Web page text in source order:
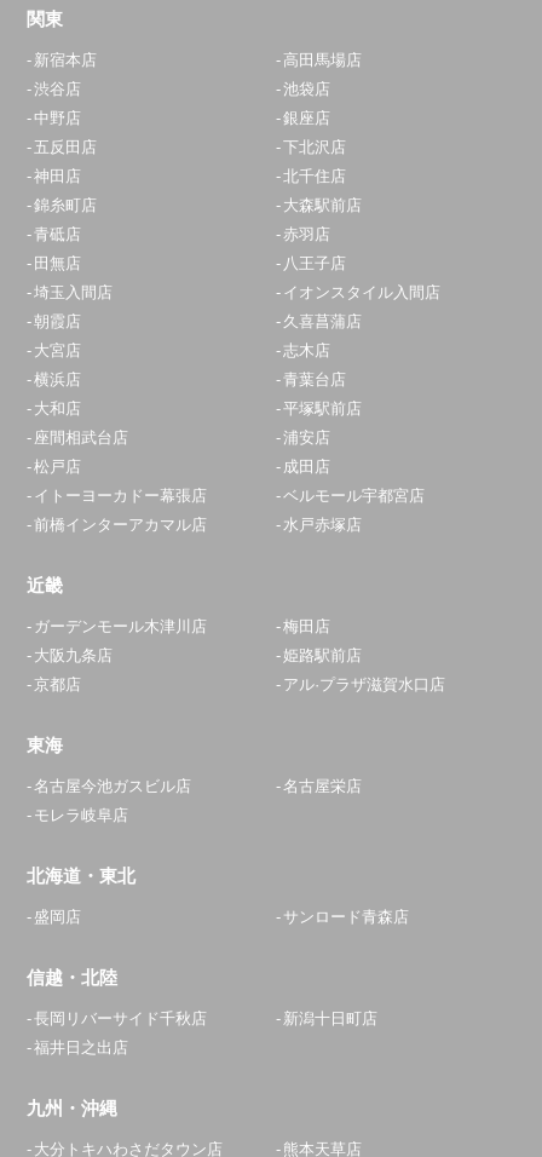
青葉台店
10:00～20:00
0120-826-609
大和店
10:00～19:00
定休日：
0120-540-549
0120-268-195
11:30～20:00
046-207-5099
浦安店
11:00～23:00
定休日：年中無休
047-718-5596
アクセス
関東
新宿本店
高田馬場店
渋谷店
池袋店
中野店
銀座店
五反田店
下北沢店
神田店
北千住店
錦糸町店
大森駅前店
青砥店
赤羽店
田無店
八王子店
埼玉入間店
イオンスタイル入間店
朝霞店
久喜菖蒲店
大宮店
志木店
横浜店
青葉台店
大和店
平塚駅前店
座間相武台店
浦安店
松戸店
成田店
イトーヨーカドー幕張店
ベルモール宇都宮店
前橋インターアカマル店
水戸赤塚店
近畿
ガーデンモール木津川店
梅田店
大阪九条店
姫路駅前店
京都店
アル·プラザ滋賀水口店
東海
名古屋今池ガスビル店
名古屋栄店
モレラ岐阜店
北海道・東北
盛岡店 サンロード青森店
信越・北陸
長岡リバーサイド千秋店
新潟十日町店
福井日之出店
九州・沖縄
大分トキハわさだタウン店 熊本天草店